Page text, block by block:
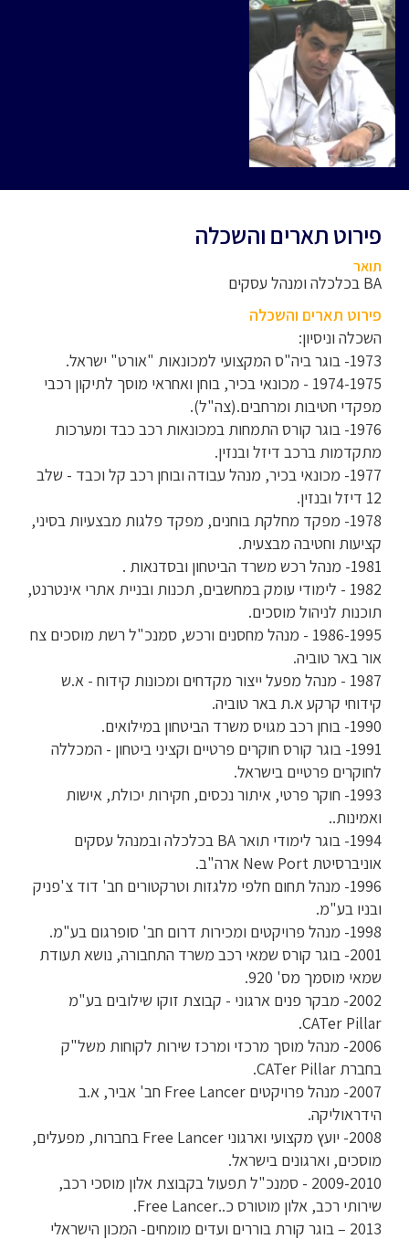
פירוט תארים והשכלה
תואר
BA בכלכלה ומנהל עסקים
פירוט תארים והשכלה
השכלה וניסיון:
1973- בוגר ביה"ס המקצועי למכונאות "אורט" ישראל.
1974-1975 - מכונאי בכיר, בוחן ואחראי מוסך לתיקון רכבי
מפקדי חטיבות ומרחבים.(צה"ל).
1976- בוגר קורס התמחות במכונאות רכב כבד ומערכות
מתקדמות ברכב דיזל ובנזין.
1977- מכונאי בכיר, מנהל עבודה ובוחן רכב קל וכבד - שלב
12 דיזל ובנזין.
1978- מפקד מחלקת בוחנים, מפקד פלגות מבצעיות בסיני,
קציעות וחטיבה מבצעית.
1981- מנהל רכש משרד הביטחון ובסדנאות .
1982 - לימודי עומק במחשבים, תכנות ובניית אתרי אינטרנט,
תוכנות לניהול מוסכים.
1986-1995 - מנהל מחסנים ורכש, סמנכ"ל רשת מוסכים צח
אור באר טוביה.
1987 - מנהל מפעל ייצור מקדחים ומכונות קידוח - א.ש
קידוחי קרקע א.ת באר טוביה.
1990- בוחן רכב מגויס משרד הביטחון במילואים.
1991- בוגר קורס חוקרים פרטיים וקציני ביטחון - המכללה
לחוקרים פרטיים בישראל.
1993- חוקר פרטי, איתור נכסים, חקירות יכולת, אישות
ואמינות..
1994- בוגר לימודי תואר BA בכלכלה ובמנהל עסקים
אוניברסיטת New Port ארה"ב.
1996- מנהל תחום חלפי מלגזות וטרקטורים חב' דוד צ'פניק
ובניו בע"מ.
1998- מנהל פרויקטים ומכירות דרום חב' סופרגום בע"מ.
2001- בוגר קורס שמאי רכב משרד התחבורה, נושא תעודת
שמאי מוסמך מס' 920.
2002- מבקר פנים ארגוני - קבוצת זוקו שילובים בע"מ
CATer Pillar.
2006- מנהל מוסך מרכזי ומרכז שירות לקוחות משל"ק
בחברת CATer Pillar.
2007- מנהל פרויקטים Free Lancer חב' אביר, א.ב
הידראוליקה.
2008- יועץ מקצועי וארגוני Free Lancer בחברות, מפעלים,
מוסכים, וארגונים בישראל.
2009-2010 - סמנכ"ל תפעול בקבוצת אלון מוסכי רכב,
שירותי רכב, אלון מוטורס כ..Free Lancer.
2013 – בוגר קורת בוררים ועדים מומחים- המכון הישראלי